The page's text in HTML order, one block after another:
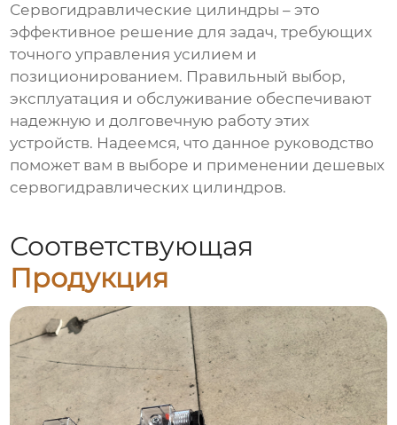
Сервогидравлические цилиндры – это
эффективное решение для задач, требующих
точного управления усилием и
позиционированием. Правильный выбор,
эксплуатация и обслуживание обеспечивают
надежную и долговечную работу этих
устройств. Надеемся, что данное руководство
поможет вам в выборе и применениидешевых
сервогидравлических цилиндров.
Соответствующая
Продукция